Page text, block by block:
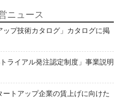
ニュース
ップ技術カタログ」カタログに掲
ライアル発注認定制度」事業説明
ートアップ企業の賃上げに向けた